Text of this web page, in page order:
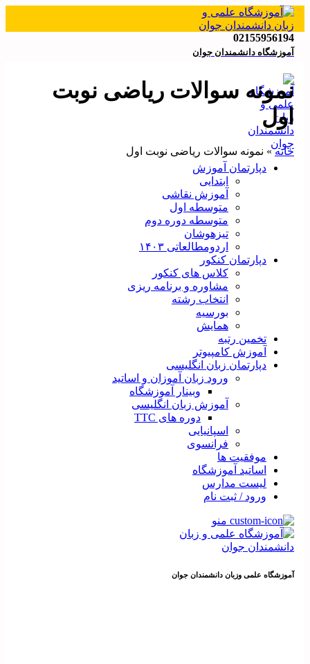
02155956194
آموزشگاه دانشمندان جوان
دپارتمان آموزش
ابتدایی
آموزش نقاشی
متوسطه اول
متوسطه دوره دوم
تیزهوشان
اردومطالعاتی ۱۴۰۳
دپارتمان کنکور
کلاس های کنکور
مشاوره و برنامه ریزی
انتخاب رشته
بورسیه
همایش
تخمین رتبه
آموزش کامپیوتر
دپارتمان زبان انگلیسی
ورود زبان آموزان و اساتید
وبینار آموزشگاه
آموزش زبان انگلیسی
دوره های TTC
اسپانیایی
فرانسوی
موفقیت ها
اساتید آموزشگاه
لیست مدارس
ورود / ثبت نام
منو
آموزشگاه علمی وزبان دانشمندان جوان
نمونه سوالات ریاضی نوبت
اول
خانه» نمونه سوالات ریاضی نوبت اول